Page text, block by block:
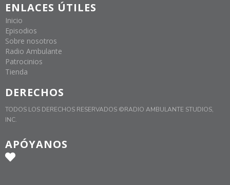
ENLACES ÚTILES
Inicio
Episodios
Sobre nosotros
Radio Ambulante
Patrocinios
Tienda
DERECHOS
TODOS LOS DERECHOS RESERVADOS ©RADIO AMBULANTE STUDIOS,
INC.
APÓYANOS